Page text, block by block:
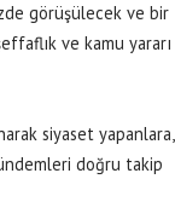
görüşülecek ve bir
ve kamu yararı
siyaset yapanlara,
doğru takip